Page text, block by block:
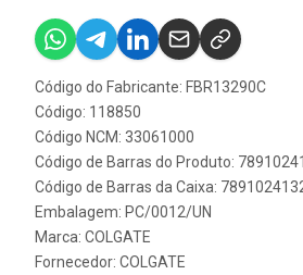
Código do Fabricante: FBR13290C
Código: 118850
Código NCM: 33061000
Código de Barras do Produto:
Código de Barras da Caixa:
Embalagem: PC/0012/UN
Marca: COLGATE
Fornecedor: COLGATE